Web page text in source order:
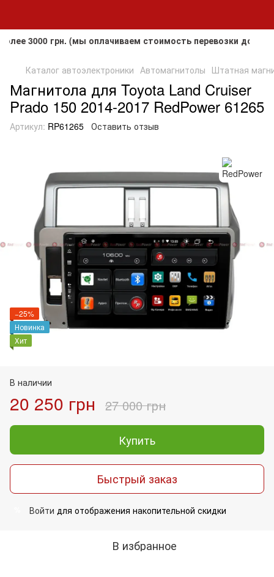
грн. (мы оплачиваем стоимость перевозки до
Каталог автоэлектроники Автомагнитолы Штатная
Магнитола для Toyota Land Cruiser
Prado 150 2014-2017 RedPower 61265
Артикул: RP61265 Оставить отзыв
−25%
Новинка
Хит
В наличии
20 250 грн 27 000 грн
Купить
Быстрый заказ
Войти для отображения накопительной скидки
В избранное